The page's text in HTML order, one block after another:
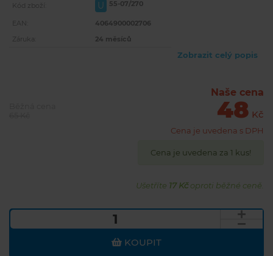
Kód zboží: U 55-07/270
EAN:
4064900002706
Záruka:
24 měsíců
Zobrazit celý popis
Naše cena
48 Kč
Cena je uvedena s DPH
Cena je uvedena za 1 kus!
Ušetříte 17 Kčoproti běžné ceně.
KOUPIT